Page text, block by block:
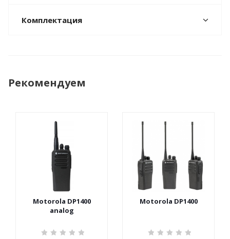
Комплектация
Рекомендуем
Motorola DP1400
analog
Motorola DP1400